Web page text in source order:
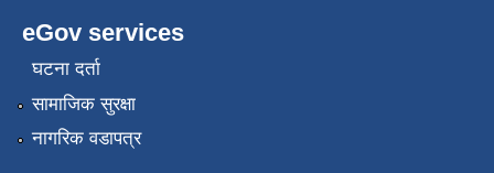
eGov services
घटना दर्ता
सामाजिक सुरक्षा
नागरिक वडापत्र